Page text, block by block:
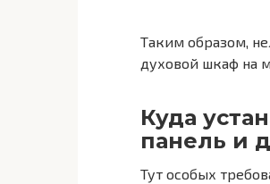
Таким образом,
духовой шкаф на
Куда
панель и
Тут особых